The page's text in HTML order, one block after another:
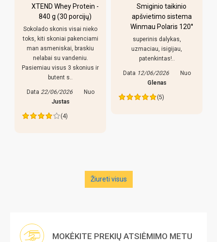
XTEND Whey Protein -
840 g (30 porcijų)
Sokolado skonis visai nieko
toks, kiti skoniai pakenciami
man asmeniskai, braskiu
nelabai su vandeniu.
Pasiemiau visus 3 skonius ir
butent s..
Data 22/06/2026
Nuo
Justas
(4)
Smiginio taikinio
apšvietimo sistema
Winmau Polaris 120°
superinis dalykas,
uzmaciau, isigijau,
patenkintas!..
Data 12/06/2026
Nuo
Glenas
(5)
Žiureti visus
MOKĖKITE PREKIŲ ATSIĖMIMO METU